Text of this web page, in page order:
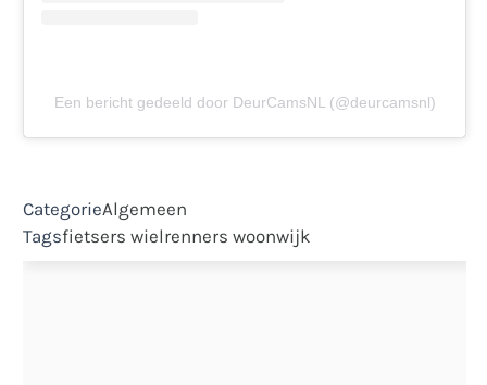
Een bericht gedeeld door DeurCamsNL (@deurcamsnl)
CategorieAlgemeen
Tagsfietsers wielrenners woonwijk